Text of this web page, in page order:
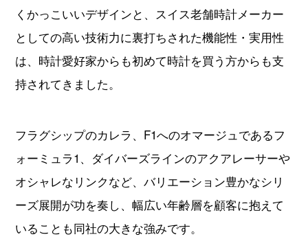
くかっこいいデザインと、スイス老舗時計メーカー
としての高い技術力に裏打ちされた機能性・実用性
は、時計愛好家からも初めて時計を買う方からも支
持されてきました。
フラグシップのカレラ、F1へのオマージュであるフ
ォーミュラ1、ダイバーズラインのアクアレーサーや
オシャレなリンクなど、バリエーション豊かなシリ
ーズ展開が功を奏し、幅広い年齢層を顧客に抱えて
いることも同社の大きな強みです。